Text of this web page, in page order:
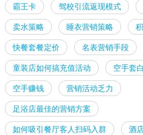
霸王卡
驾校引流返现模式
卖水策略
睡衣营销策略
快餐套餐定价
名表营销手段
童装店如何搞充值活动
空手套
空手赚钱
营销活动乏力
足浴店最佳的营销方案
如何吸引餐厅客人扫码入群
酒